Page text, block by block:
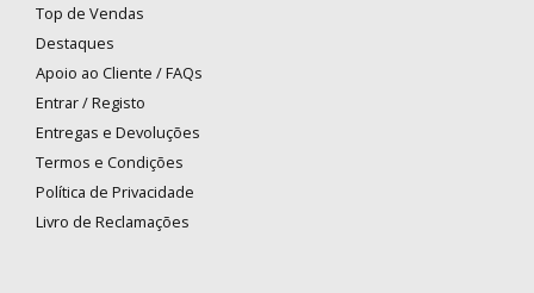
Top de Vendas
Destaques
Apoio ao Cliente / FAQs
Entrar / Registo
Entregas e Devoluções
Termos e Condições
Política de Privacidade
Livro de Reclamações